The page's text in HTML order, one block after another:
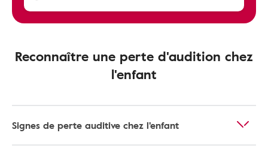
Reconnaître une perte d'audition chez
l'enfant
Signes de perte auditive chez l'enfant